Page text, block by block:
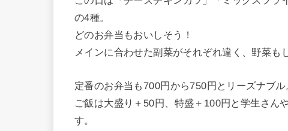
の4種。
どのお弁当もおいしそう！
メインに合わせた副菜がそれぞれ違く、野菜も
定番のお弁当も700円から750円とリーズナブル
ご飯は大盛り＋50円、特盛＋100円と学生さん
す。